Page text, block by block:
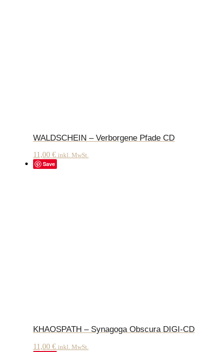
WALDSCHEIN – Verborgene Pfade CD
11,00 € inkl. MwSt.
Save
KHAOSPATH – Synagoga Obscura DIGI-CD
11,00 € inkl. MwSt.